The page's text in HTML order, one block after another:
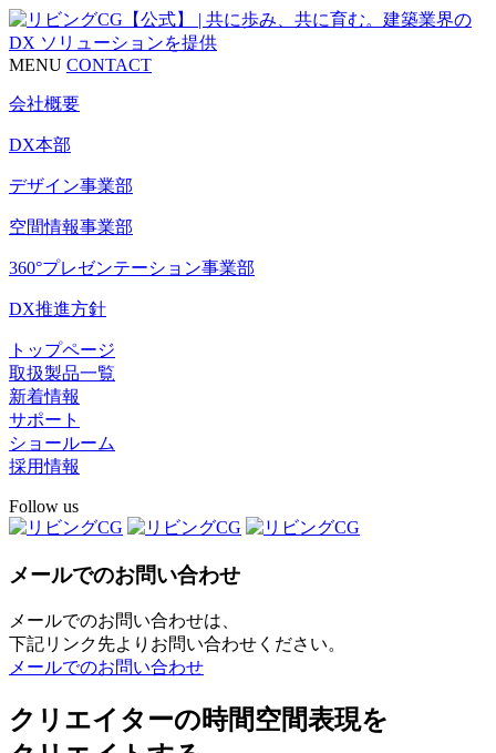
MENU CONTACT
会社概要
DX本部
デザイン事業部
空間情報事業部
360°プレゼンテーション事業部
DX推進方針
トップページ
取扱製品一覧
新着情報
サポート
ショールーム
採用情報
Follow us
メールでのお問い合わせ
メールでのお問い合わせは、
下記リンク先よりお問い合わせください。
メールでのお問い合わせ
クリエイターの時間空間表現を